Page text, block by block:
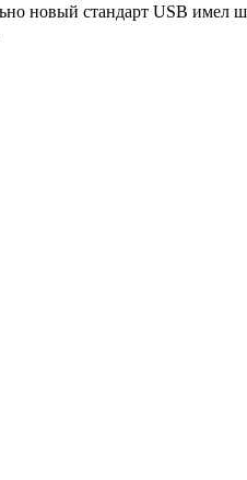
новый стандарт USB